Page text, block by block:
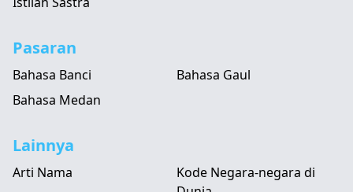
Pasaran
Bahasa Banci
Bahasa Gaul
Bahasa Medan
Lainnya
Arti Nama
Kode Negara-negara di